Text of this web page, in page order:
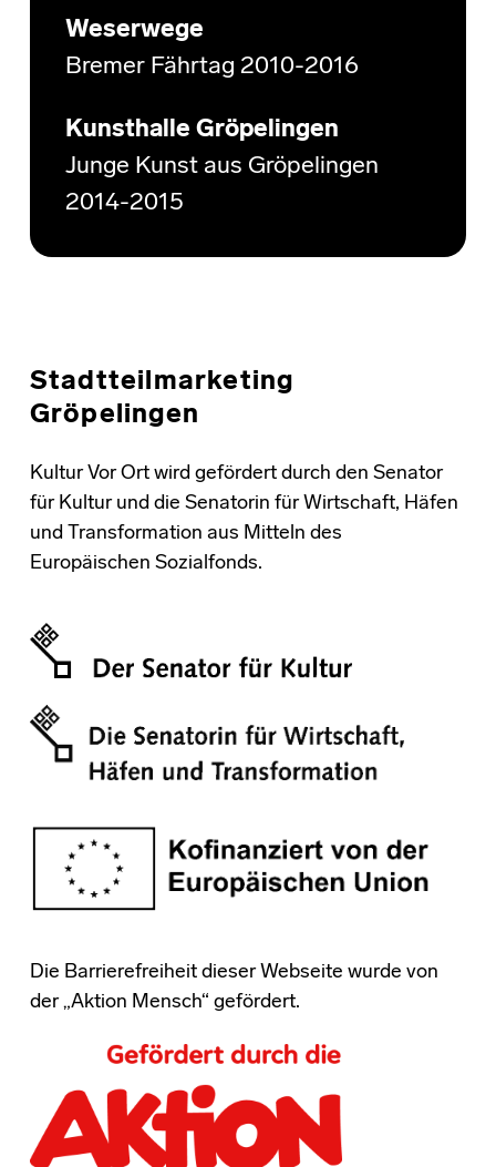
Weserwege
Bremer Fährtag 2010-2016
Kunsthalle Gröpelingen
Junge Kunst aus Gröpelingen
2014-2015
Stadtteilmarketing
Gröpelingen
Kultur Vor Ort wird gefördert durch den Senator
für Kultur und die Senatorin für Wirtschaft, Häfen
und Transformation aus Mitteln des
Europäischen Sozialfonds.
Die Barrierefreiheit dieser Webseite wurde von
der „Aktion Mensch“ gefördert.